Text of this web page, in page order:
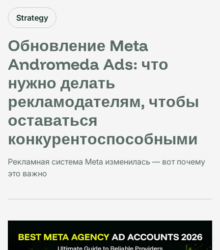
Strategy
Обновление Meta
Andromeda Ads: что
нужно делать
рекламодателям, чтобы
оставаться
конкурентоспособными
Рекламная система Meta изменилась — вот почему
это важно